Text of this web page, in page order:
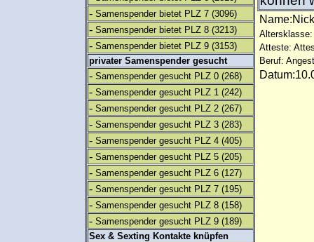
- Samenspender bietet PLZ 7 (3096)
- Samenspender bietet PLZ 8 (3213)
- Samenspender bietet PLZ 9 (3153)
privater Samenspender gesucht
- Samenspender gesucht PLZ 0 (268)
- Samenspender gesucht PLZ 1 (242)
- Samenspender gesucht PLZ 2 (267)
- Samenspender gesucht PLZ 3 (283)
- Samenspender gesucht PLZ 4 (405)
- Samenspender gesucht PLZ 5 (205)
- Samenspender gesucht PLZ 6 (127)
- Samenspender gesucht PLZ 7 (195)
- Samenspender gesucht PLZ 8 (158)
- Samenspender gesucht PLZ 9 (189)
Sex & Sexting Kontakte knüpfen
Altersklasse:
Atteste:
Beruf: